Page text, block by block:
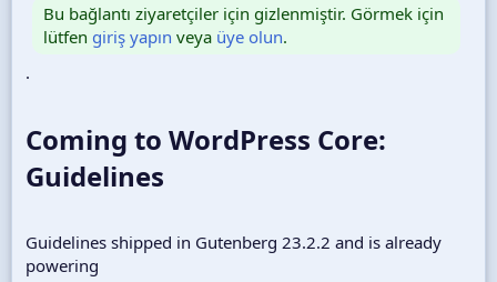
Bu bağlantı ziyaretçiler için gizlenmiştir. Görmek için
lütfen giriş yapın veya üye olun.
.
Coming to WordPress Core:
Guidelines​
Guidelines shipped in Gutenberg 23.2.2 and is already
powering